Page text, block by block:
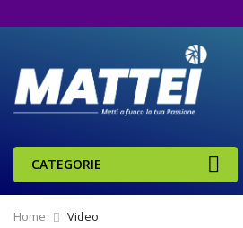
CATEGORIE
Home Video